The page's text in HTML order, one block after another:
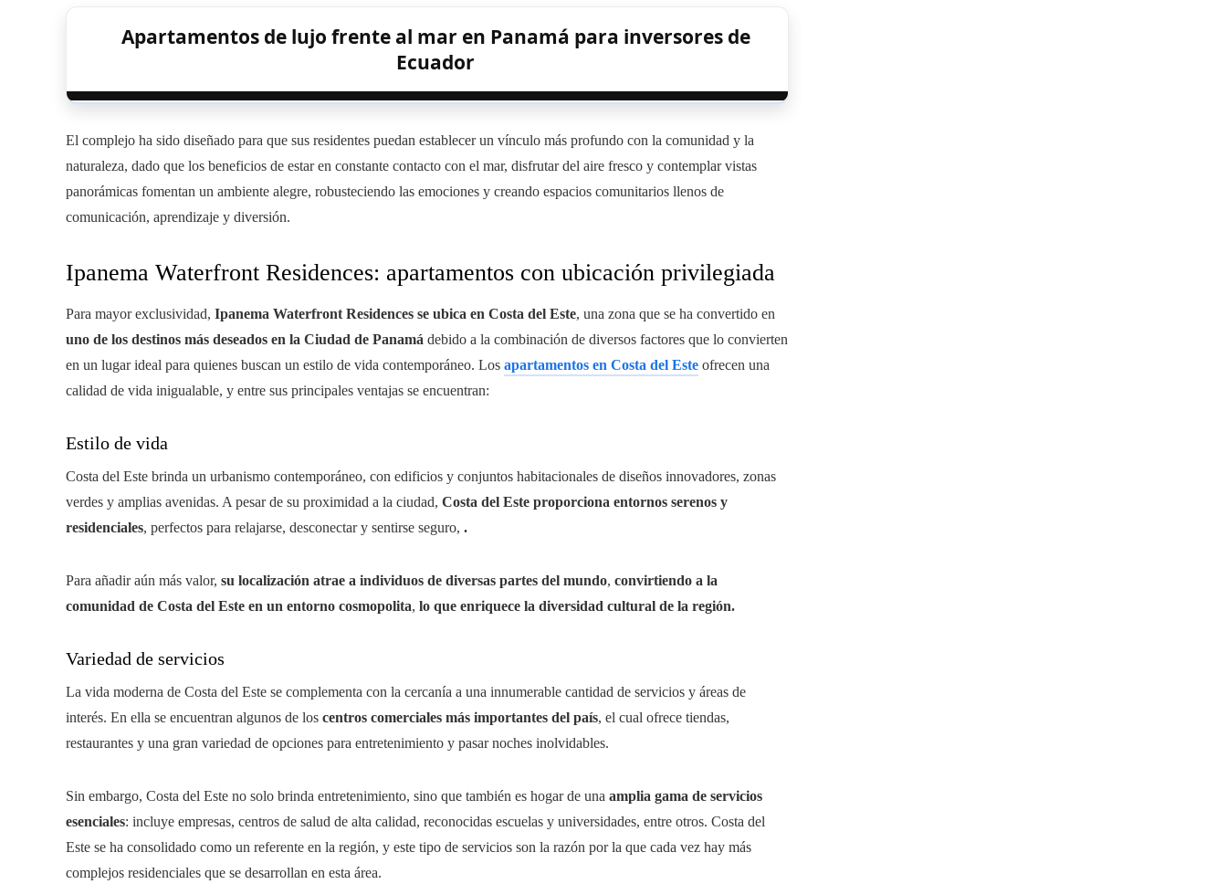
Apartamentos de lujo frente al mar en Panamá para inversores de
Ecuador
El complejo ha sido diseñado para que sus residentes puedan establecer un vínculo más profundo con la comunidad y la
naturaleza, dado que los beneficios de estar en constante contacto con el mar, disfrutar del aire fresco y contemplar vistas
panorámicas fomentan un ambiente alegre, robusteciendo las emociones y creando espacios comunitarios llenos de
comunicación, aprendizaje y diversión.
Ipanema Waterfront Residences: apartamentos con ubicación privilegiada
Para mayor exclusividad, Ipanema Waterfront Residences se ubica en Costa del Este, una zona que se ha convertido en
uno de los destinos más deseados en la Ciudad de Panamá debido a la combinación de diversos factores que lo convierten
en un lugar ideal para quienes buscan un estilo de vida contemporáneo. Los apartamentos en Costa del Este ofrecen una
calidad de vida inigualable, y entre sus principales ventajas se encuentran:
Estilo de vida
Costa del Este brinda un urbanismo contemporáneo, con edificios y conjuntos habitacionales de diseños innovadores, zonas
verdes y amplias avenidas. A pesar de su proximidad a la ciudad, Costa del Este proporciona entornos serenos y
residenciales, perfectos para relajarse, desconectar y sentirse seguro, .
Para añadir aún más valor, su localización atrae a individuos de diversas partes del mundo, convirtiendo a la
comunidad de Costa del Este en un entorno cosmopolita, lo que enriquece la diversidad cultural de la región.
Variedad de servicios
La vida moderna de Costa del Este se complementa con la cercanía a una innumerable cantidad de servicios y áreas de
interés. En ella se encuentran algunos de los centros comerciales más importantes del país, el cual ofrece tiendas,
restaurantes y una gran variedad de opciones para entretenimiento y pasar noches inolvidables.
Sin embargo, Costa del Este no solo brinda entretenimiento, sino que también es hogar de una amplia gama de servicios
esenciales: incluye empresas, centros de salud de alta calidad, reconocidas escuelas y universidades, entre otros. Costa del
Este se ha consolidado como un referente en la región, y este tipo de servicios son la razón por la que cada vez hay más
complejos residenciales que se desarrollan en esta área.